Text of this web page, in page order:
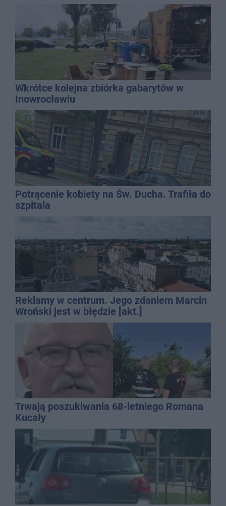
Wkrótce kolejna zbiórka gabarytów w
Inowrocławiu
Potrącenie kobiety na Św. Ducha. Trafiła do
szpitala
Reklamy w centrum. Jego zdaniem Marcin
Wroński jest w błędzie [akt.]
Trwają poszukiwania 68-letniego Romana
Kucały